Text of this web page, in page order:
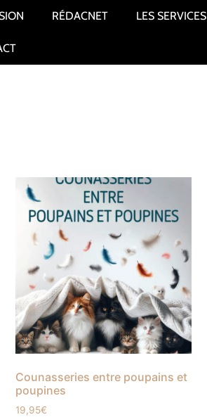
RÉDACNET LES SERVICES
Counasseries entre poupains et
poupines
19,95€